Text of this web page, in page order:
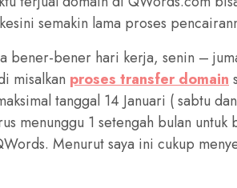
semakin lama proses
bener-bener hari kerja, senin –
misalkan proses transfer domain
tanggal 14 Januari ( sabtu
menunggu 1 setengah bulan untuk
Menurut saya ini cukup